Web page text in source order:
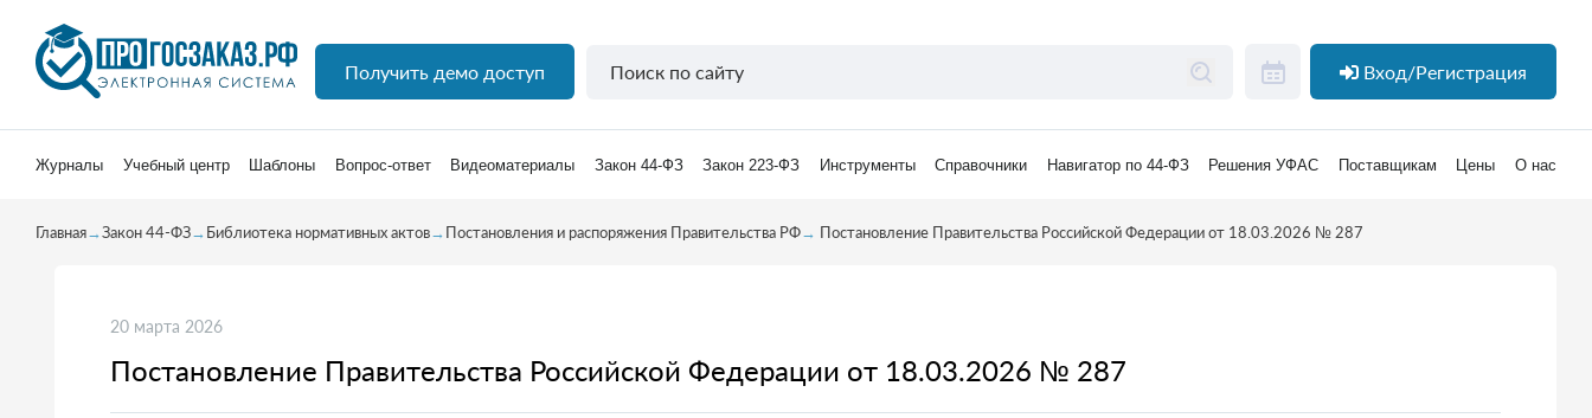
Получить демо доступ Вход/Регистрация
Журналы Учебный центр Шаблоны Вопрос-ответ Видеоматериалы Закон 44-ФЗ Закон 223-ФЗ Инструменты Справочники Навигатор по 44-ФЗ Решения УФАС Поставщикам Цены О нас
Главная→Закон 44-ФЗ→Библиотека нормативных актов→Постановления и распоряжения Правительства РФ→ Постановление Правительства Российской Федерации от 18.03.2026 № 287
20 марта 2026
Постановление Правительства Российской Федерации от 18.03.2026 № 287